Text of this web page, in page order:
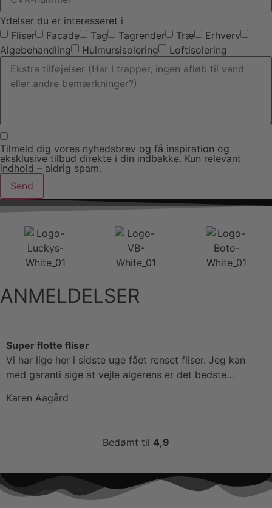
Ydelser du er interesseret i
Fliser
Facade Tag Tagrender Træ
Erhverv
Algebehandling
Hulmursisolering Loftisolering
Tilmeld dig vores nyhedsbrev og få inspiration og
eksklusive tilbud direkte i din indbakke. Kun relevant
indhold – aldrig spam.
Send
ANMELDELSER
Super flotte fliser
Vi har lige her i sidste uge fået renset fliser. Jeg kan
med garanti sige at vejle algerens er det bedste…
Karen Aagård
Bedømt til 4,9